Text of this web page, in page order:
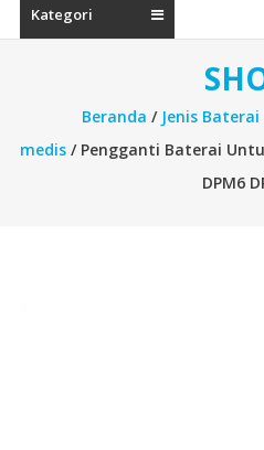
Kategori
Beranda / Jenis Baterai
medis / Pengganti Baterai
DPM6